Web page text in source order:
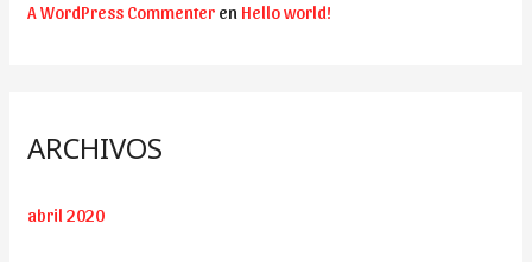
A WordPress Commenter en Hello world!
ARCHIVOS
abril 2020